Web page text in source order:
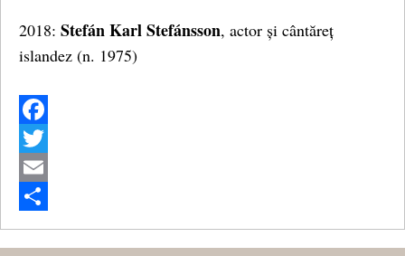
2018: Stefán Karl Stefánsson, actor și cântăreț
islandez (n. 1975)
Facebook
Twitter
Email
Share